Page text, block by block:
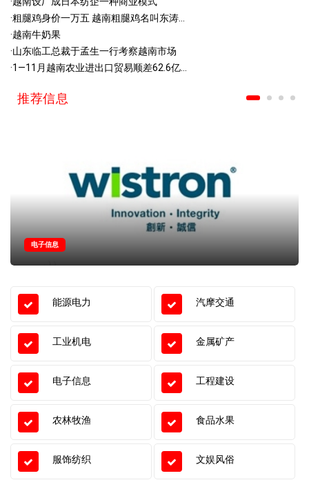
·粗腿鸡身价一万五 越南粗腿鸡名叫东涛...
·越南牛奶果
·山东临工总裁于孟生一行考察越南市场
·1—11月越南农业进出口贸易顺差62.6亿...
推荐信息
电子信息
能源电力 汽摩交通
工业机电 金属矿产
电子信息 工程建设
农林牧渔 食品水果
服饰纺织 文娱风俗